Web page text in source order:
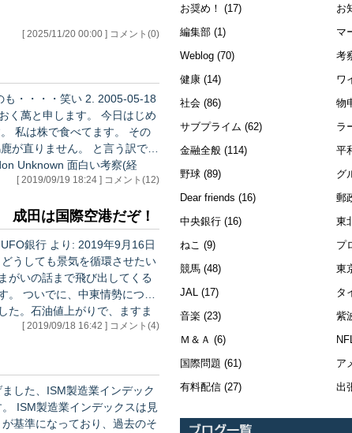
の情報をお届けする、地政学ビ
[ 2025/11/20 00:00 ] コメント(0)
い 2. 2005-05-18
[ 2019/09/19 18:24 ] コメント(12)
成田は国際空港だぞ！
うしても景気を循環させたい
がいの話まで飛び出してくる
。 ついでに、中東情勢につい
た。石油値上がりで、ますま
が何か言ってますが、やはり
[ 2019/09/18 16:42 ] コメント(4)
した、ISM製造業インデック
見
基準になっており、過去のそ
お奨め！ (17)
編集部 (1)
Weblog (70)
健康 (14)
社会 (86)
サブプライム (62)
金融全般 (114)
野球 (89)
Dear friends (16)
中央銀行 (16)
ねこ (9)
競馬 (48)
JAL (17)
音楽 (23)
Ｍ＆Ａ (6)
国際問題 (61)
有料配信 (27)
お
マ
考
ワ
物
ラ
平
グ
郵
東
プ
東
タ
紫
ア
出